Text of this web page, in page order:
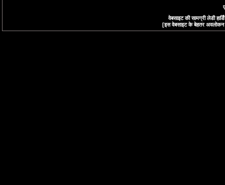
वेबसाइट की सामग्री लेडी
[इस वेबसाइट के बेहतर